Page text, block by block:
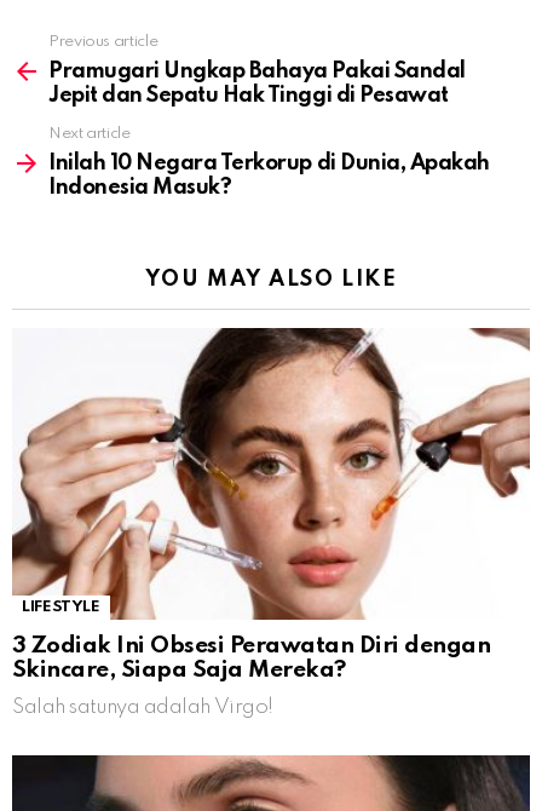
more
Previous article
Pramugari Ungkap Bahaya Pakai Sandal
Jepit dan Sepatu Hak Tinggi di Pesawat
Next article
Inilah 10 Negara Terkorup di Dunia, Apakah
Indonesia Masuk?
YOU MAY ALSO LIKE
LIFESTYLE
3 Zodiak Ini Obsesi Perawatan Diri dengan
Skincare, Siapa Saja Mereka?
Salah satunya adalah Virgo!